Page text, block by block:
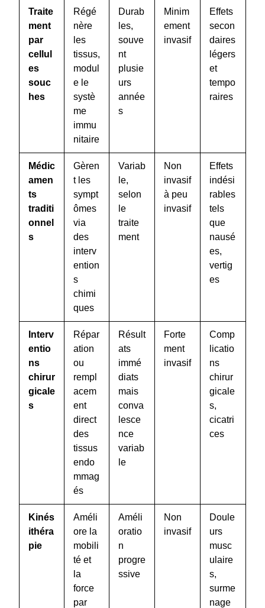
Traite
ment
par
cellul
es
souc
hes
Régé
nère
les
tissus,
modul
e le
systè
me
immu
nitaire
Durab
les,
souve
nt
plusie
urs
année
s
Minim
ement
invasif
Effets
secon
daires
légers
et
tempo
raires
Médic
amen
ts
traditi
onnel
s
Gèren
t les
sympt
ômes
via
des
interv
ention
s
chimi
ques
Variab
le,
selon
le
traite
ment
Non
invasif
à peu
invasif
Effets
indési
rables
tels
que
nausé
es,
vertig
es
Interv
entio
ns
chirur
gicale
s
Répar
ation
ou
rempl
acem
ent
direct
des
tissus
endo
mmag
és
Résult
ats
immé
diats
mais
conva
lesce
nce
variab
le
Forte
ment
invasif
Comp
licatio
ns
chirur
gicale
s,
cicatri
ces
Kinés
ithéra
pie
Améli
ore la
mobili
té et
la
force
par
Améli
oratio
n
progre
ssive
Non
invasif
Doule
urs
musc
ulaire
s,
surme
nage